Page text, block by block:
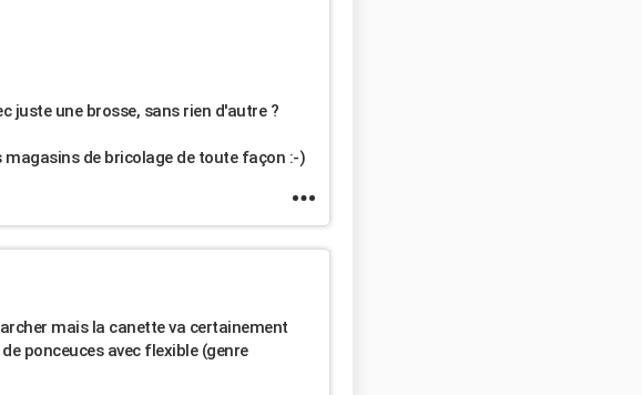
juste une brosse, sans rien d'autre ?
magasins de bricolage de toute façon :-)
mais la canette va certainement
ponceuces avec flexible (genre